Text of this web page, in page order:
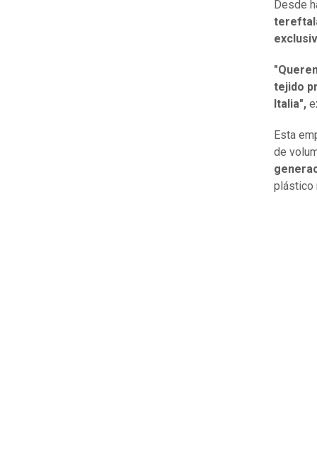
Desde
tejido
Italia",
Esta
de
plástico